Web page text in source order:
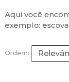
Aqui você
exemplo:
Ordem